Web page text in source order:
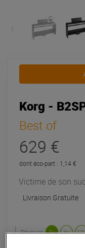
Korg -
Best of
629 €
dont éco-part : 1,14 €
Victime de son
Livraison Gratuite
Payer en 3x 4x